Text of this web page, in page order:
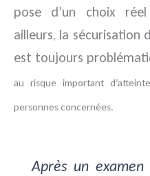
pose d’un choix
ailleurs, la sécurisation
est toujours
au risque important
personnes concernées.
Après un